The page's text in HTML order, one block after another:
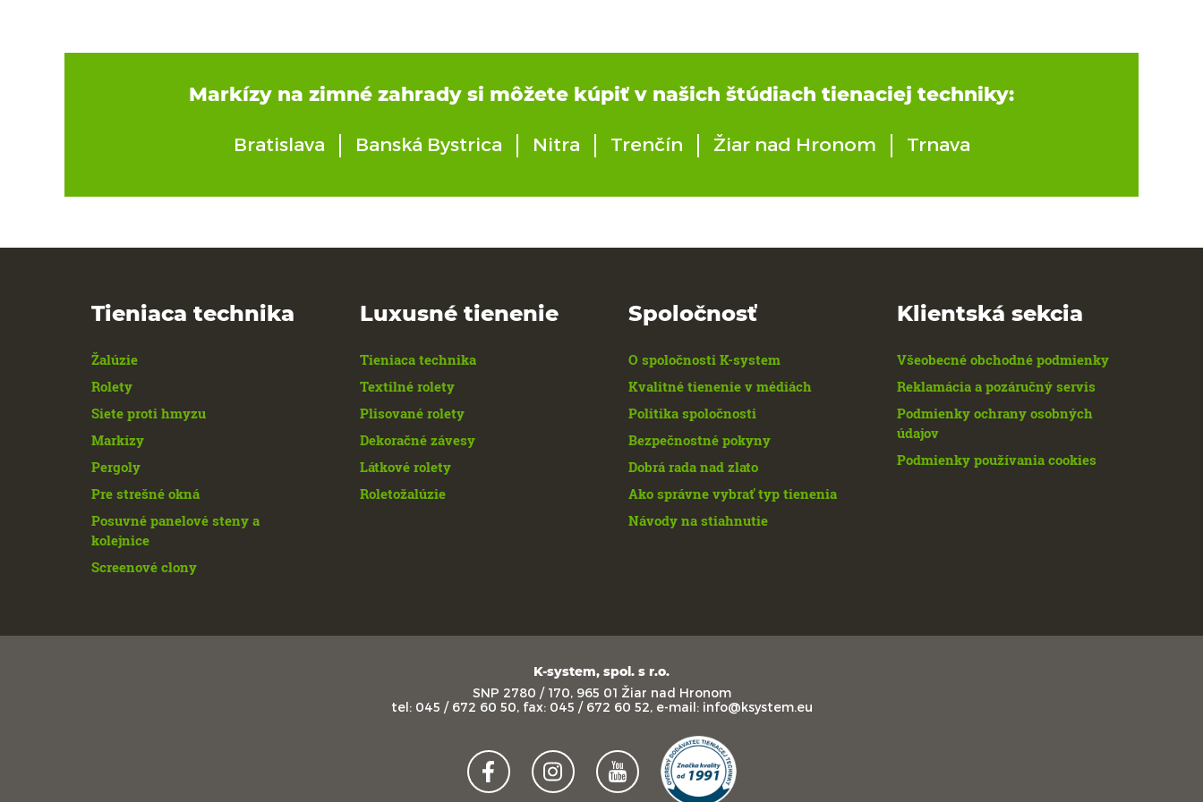
Markízy na zimné zahrady si môžete kúpiť v našich štúdiach tienaciej techniky:
Bratislava Banská Bystrica Nitra Trenčín Žiar nad Hronom Trnava
Tieniaca technika
Žalúzie
Rolety
Siete proti hmyzu
Markízy
Pergoly
Pre strešné okná
Posuvné panelové steny a
kolejnice
Screenové clony
Luxusné tienenie
Tieniaca technika
Textilné rolety
Plisované rolety
Dekoračné závesy
Látkové rolety
Roletožalúzie
Spoločnosť
O spoločnosti K-system
Kvalitné tienenie v médiách
Politika spoločnosti
Bezpečnostné pokyny
Dobrá rada nad zlato
Ako správne vybrať typ tienenia
Návody na stiahnutie
Klientská sekcia
Všeobecné obchodné podmienky
Reklamácia a pozáručný servis
Podmienky ochrany osobných
údajov
Podmienky používania cookies
K-system, spol. s r.o.
SNP 2780 / 170, 965 01 Žiar nad Hronom
tel: 045 / 672 60 50, fax: 045 / 672 60 52, e-mail: info@ksystem.eu